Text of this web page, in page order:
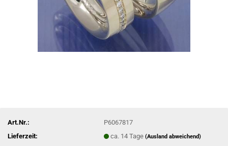
Art.Nr.:
P6067817
Lieferzeit:
ca. 14 Tage(Ausland abweichend)